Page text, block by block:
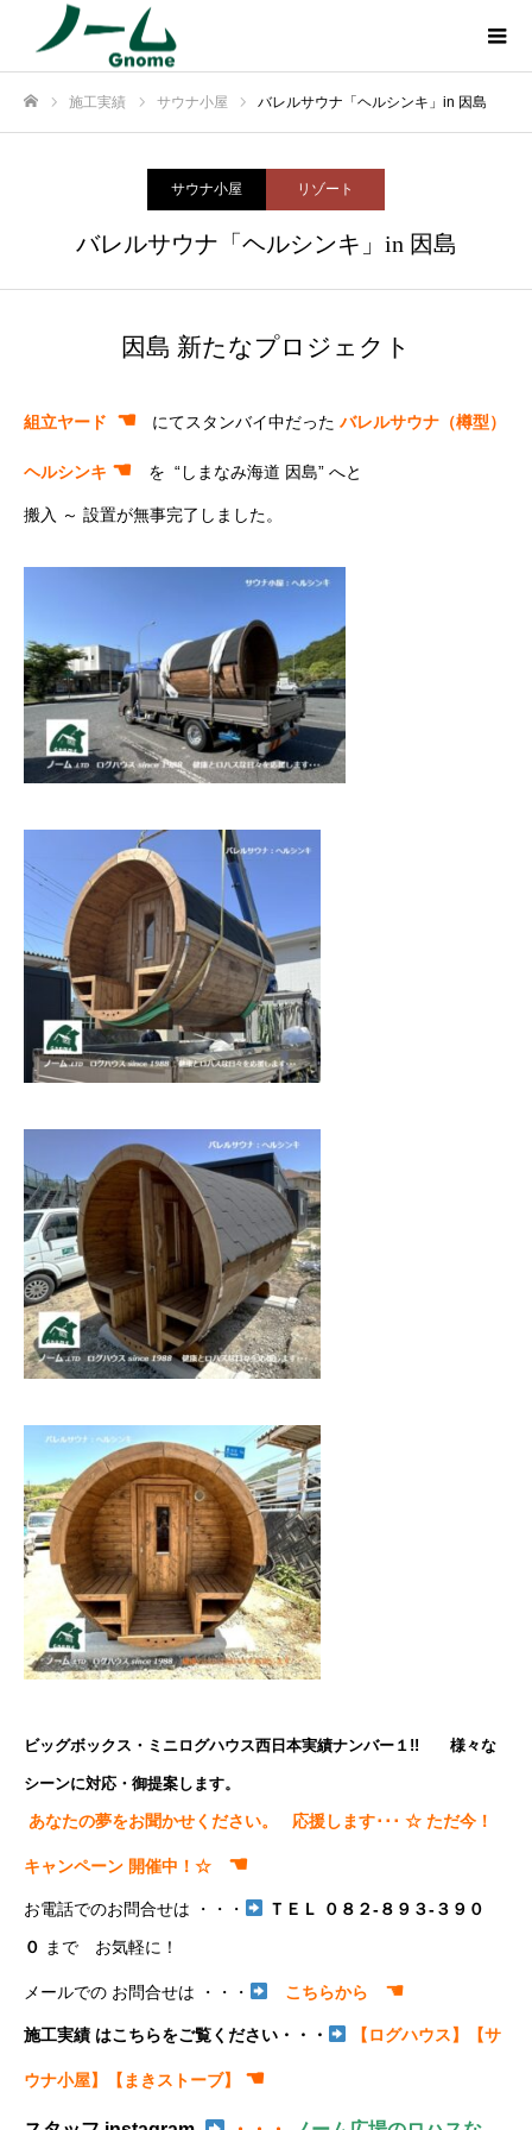
施工実績 サウナ小屋 バレルサウナ「ヘルシンキ」in 因島
サウナ小屋 リゾート
バレルサウナ「ヘルシンキ」in 因島
因島 新たなプロジェクト
組立ヤード ☚ にてスタンバイ中だった バレルサウナ（樽型）
ヘルシンキ ☚ を “しまなみ海道 因島” へと
搬入 ～ 設置が無事完了しました。
ビッグボックス・ミニログハウス西日本実績ナンバー１!! 様々な
シーンに対応・御提案します。
あなたの夢をお聞かせください。 応援します･･･ ☆ ただ今！
キャンペーン 開催中！☆ ☚
お電話でのお問合せは ・・・
ＴＥＬ ０８２-８９３-３９０
０ まで お気軽に！
メールでの お問合せは ・・・ こちらから ☚
施工実績 はこちらをご覧ください・・・ 【ログハウス】 【サ
ウナ小屋】 【まきストーブ】 ☚